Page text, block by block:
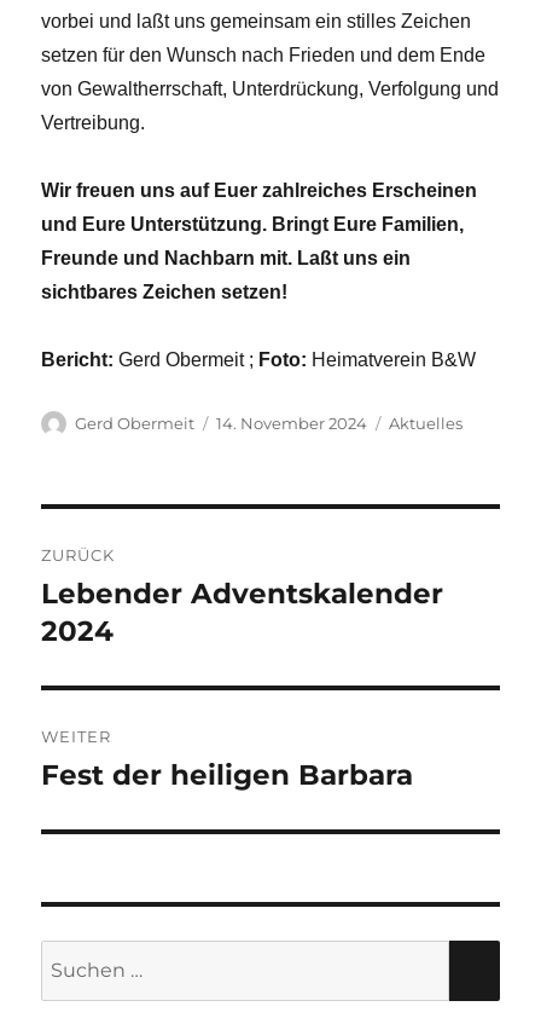
vorbei und laßt uns gemeinsam ein stilles Zeichen
setzen für den Wunsch nach Frieden und dem Ende
von Gewaltherrschaft, Unterdrückung, Verfolgung und
Vertreibung.
Wir freuen uns auf Euer zahlreiches Erscheinen
und Eure Unterstützung. Bringt Eure Familien,
Freunde und Nachbarn mit. Laßt uns ein
sichtbares Zeichen setzen!
Bericht: Gerd Obermeit ; Foto: Heimatverein B&W
Autor
Gerd Obermeit
Veröffentlicht
14. November 2024 Kategorien
Aktuelles
ZURÜCK
Vorheriger
Beitrag:
Lebender Adventskalender
2024
WEITER
Nächster
Fest der heiligen Barbara